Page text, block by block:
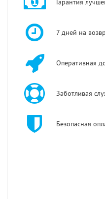
Гарантия
7 дней на
Оперативная
Заботливая
Безопасная